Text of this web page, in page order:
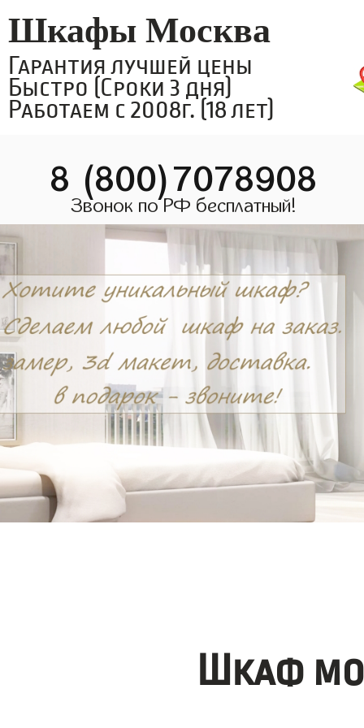
Шкафы Москва
Гарантия лучшей цены
Быстро (Сроки 3 дня)
Работаем с 2008г. (18 лет)
8 (800)7078908
Звонок по РФ бесплатный!
Шкаф